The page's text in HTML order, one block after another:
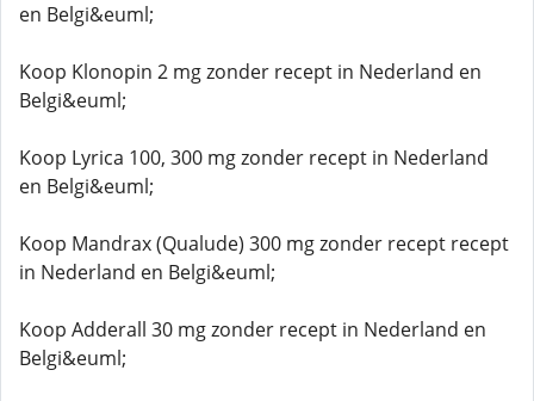
en Belgi&euml;
Koop Klonopin 2 mg zonder recept in Nederland en
Belgi&euml;
Koop Lyrica 100, 300 mg zonder recept in Nederland
en Belgi&euml;
Koop Mandrax (Qualude) 300 mg zonder recept recept
in Nederland en Belgi&euml;
Koop Adderall 30 mg zonder recept in Nederland en
Belgi&euml;